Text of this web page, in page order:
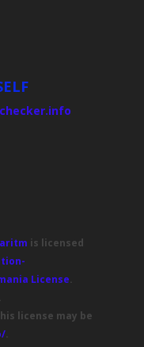
is licensed
License.
license may be
.